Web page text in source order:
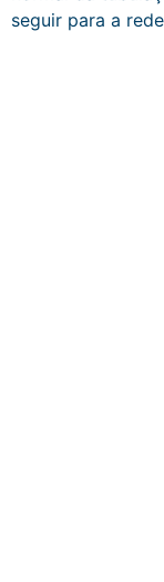
seguir para a